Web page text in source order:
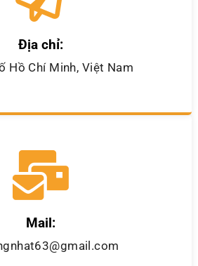
Địa chỉ:
Hồ Chí Minh, Việt Nam
Mail: